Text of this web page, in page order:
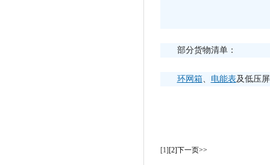
部分货物清单：
环网箱、 电能表及低压
[1][2]下一页>>